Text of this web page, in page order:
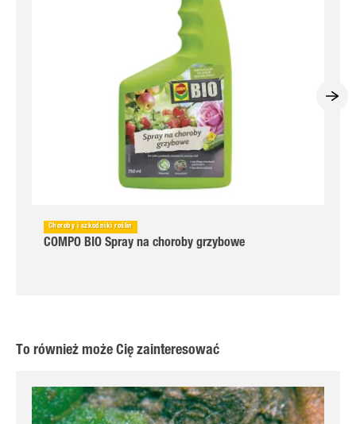
Choroby i szkodniki roślin
COMPO BIO Spray na choroby grzybowe
To również może Cię zainteresować